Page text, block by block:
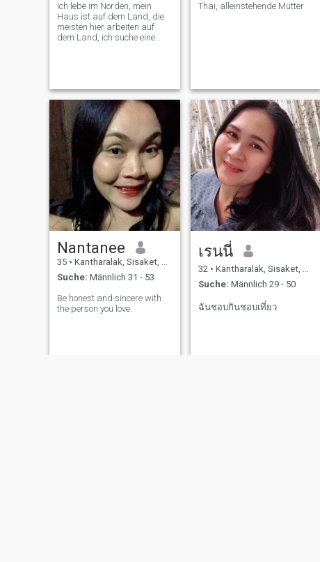
Ich lebe im Norden, mein
Haus ist auf dem Land, die
meisten hier arbeiten auf
dem Land, ich suche eine
Thai, alleinstehende Mutter
Nantanee
35 • Kantharalak, Sisaket, Thailand
Suche: Männlich 31 - 53
Be honest and sincere with
the person you love.
เรนนี่
32 • Kantharalak, Sisaket, Thailand
Suche: Männlich 29 - 50
ฉันชอบกินชอบเที่ยว